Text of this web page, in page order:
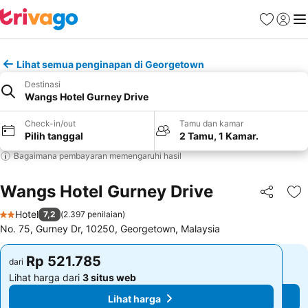
FavoritLogin
Lihat semua penginapan di Georgetown
Destinasi
Wangs Hotel Gurney Drive
Check-in/out
Pilih tanggal
Tamu dan kamar
2 Tamu, 1 Kamar.
Bagaimana pembayaran memengaruhi hasil
Wangs Hotel Gurney Drive Bagikan
2 Bintang
Hotel 7,2 (2.397 penilaian)
No. 75, Gurney Dr, 10250, Georgetown, Malaysia
dari Rp 521.785
Lihat harga dari 3 situs web
Lihat harga
dari Rp 521.785
Lihat harga dari 3 situs web
Lihat harga